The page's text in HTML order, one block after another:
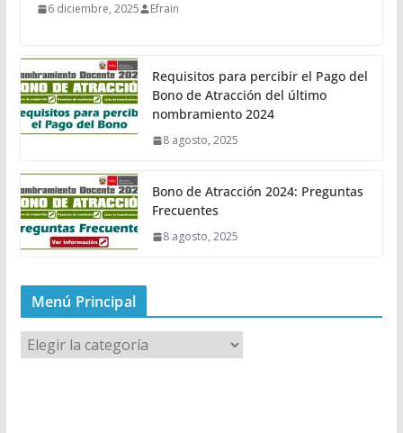
6 diciembre, 2025 Efrain
Requisitos para percibir el Pago del
Bono de Atracción del último
nombramiento 2024
8 agosto, 2025
Bono de Atracción 2024: Preguntas
Frecuentes
8 agosto, 2025
Menú Principal
M